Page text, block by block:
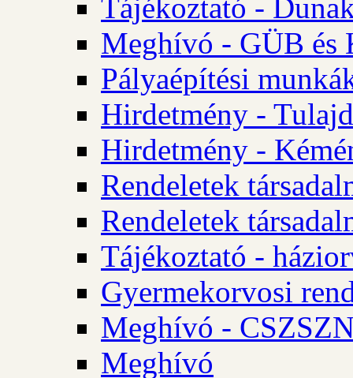
Tájékoztató -
Meghívó - GÜB és
Pályaépítési
Hirdetmény -
Hirdetmény -
Rendeletek
Rendeletek
Tájékoztató -
Gyermekorvosi
Meghívó -
Meghívó